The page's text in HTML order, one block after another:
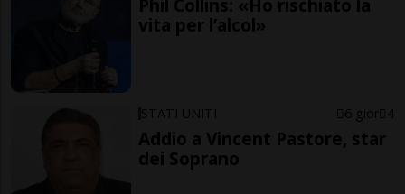
Phil Collins: «Ho rischiato la
vita per l’alcol»
STATI UNITI 6 gior 4
Addio a Vincent Pastore, star
dei Soprano